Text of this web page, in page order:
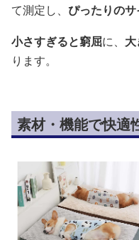
て測定し、 ぴったりの
小さすぎると窮屈に、
ります。
素材・機能で快適